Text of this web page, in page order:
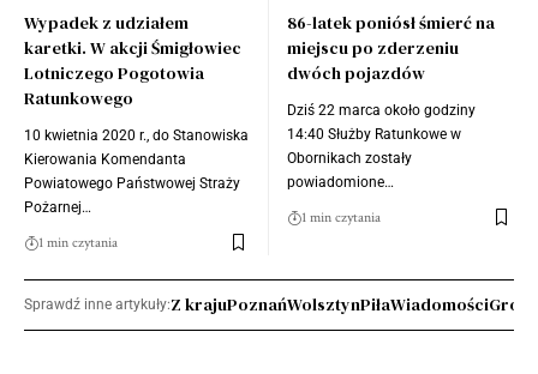
Wypadek z udziałem
karetki. W akcji Śmigłowiec
Lotniczego Pogotowia
Ratunkowego
10 kwietnia 2020 r., do Stanowiska
Kierowania Komendanta
Powiatowego Państwowej Straży
Pożarnej…
1 min czytania
86-latek poniósł śmierć na
miejscu po zderzeniu
dwóch pojazdów
Dziś 22 marca około godziny
14:40 Służby Ratunkowe w
Obornikach zostały
powiadomione…
1 min czytania
Sprawdź inne artykuły:Z krajuPoznańWolsztynPiłaWiadomości